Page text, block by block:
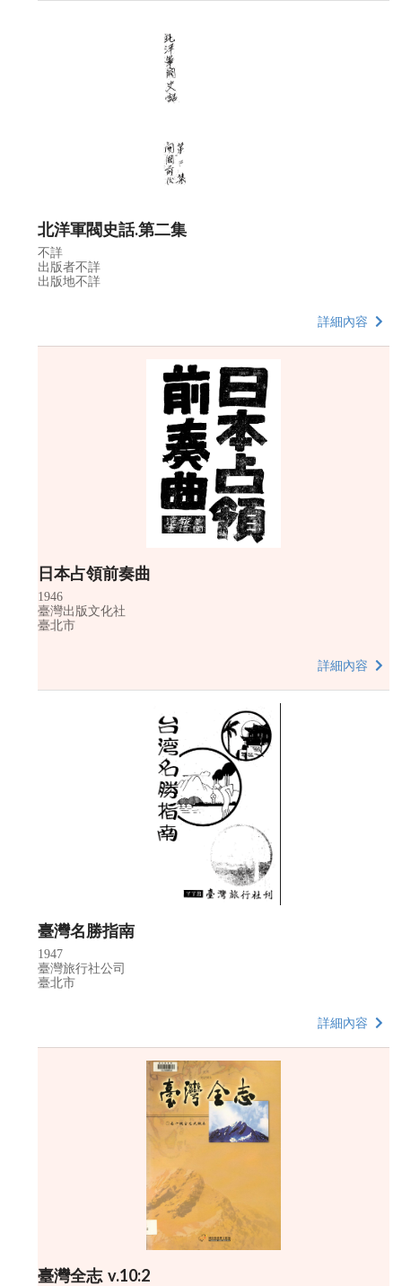
北洋軍閥史話.第二集
不詳
出版者不詳
出版地不詳
詳細內容
日本占領前奏曲
1946
臺灣出版文化社
臺北市
詳細內容
臺灣名勝指南
1947
臺灣旅行社公司
臺北市
詳細內容
臺灣全志 v.10:2